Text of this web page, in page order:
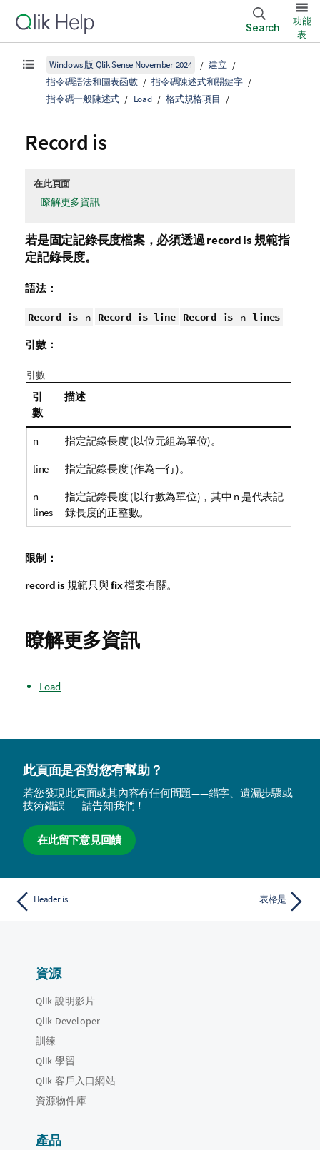
Search
功能
表
Windows 版 Qlik Sense November 2024
建立
指令碼語法和圖表函數
指令碼陳述式和關鍵字
指令碼一般陳述式
Load 格式規格項目
Record is
在此頁面
瞭解更多資訊
若是固定記錄長度檔案，必須透過record is 規範指
定記錄長度。
語法：
Record is n Record is line Record is n lines
引數：
引數
引
數
描述
n 指定記錄長度 (以位元組為單位)。
line 指定記錄長度 (作為一行)。
n
lines
指定記錄長度 (以行數為單位)，其中 n 是代表記
錄長度的正整數。
限制：
record is規範只與fix檔案有關。
瞭解更多資訊
Load
此頁面是否對您有幫助？
若您發現此頁面或其內容有任何問題——錯字、遺漏步驟或
技術錯誤——請告知我們！
在此留下意見回饋
Header is 表格是
資源
Qlik 說明影片
Qlik Developer
訓練
Qlik 學習
Qlik 客戶入口網站
資源物件庫
產品